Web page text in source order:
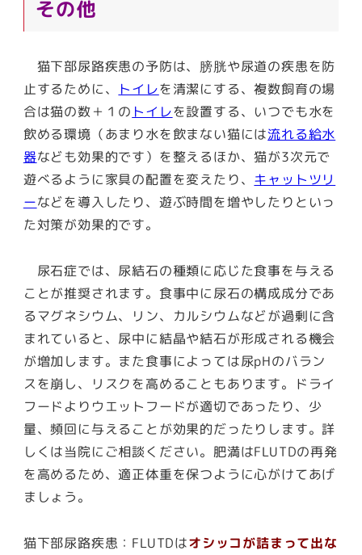
その他
猫下部尿路疾患の予防は、膀胱や尿道の疾患を防
止するために、
トイレを清潔にする、複数飼育の場
合は猫の数＋１の トイレを設置する、いつでも水を
飲める環境（あまり水を飲まない猫には流れる給水
器なども効果的です）を整えるほか、猫が3次元で
遊べるように家具の配置を変えたり、 キャットツリ
ーなどを導入したり、遊ぶ時間を増やしたりといっ
た対策が効果的です。
尿石症では、尿結石の種類に応じた食事を与える
ことが推奨されます。食事中に尿石の構成成分であ
るマグネシウム、リン、カルシウムなどが過剰に含
まれていると、尿中に結晶や結石が形成される機会
が増加します。また食事によっては尿pHのバラン
スを崩し、リスクを高めることもあります。ドライ
フードよりウエットフードが適切であったり、少
量、頻回に与えることが効果的だったりします。詳
しくは当院にご相談ください。 肥満はFLUTDの再発
を高めるため、適正体重を保つように心がけてあげ
ましょう。
猫下部尿路疾患：FLUTDはオシッコが詰まって出な